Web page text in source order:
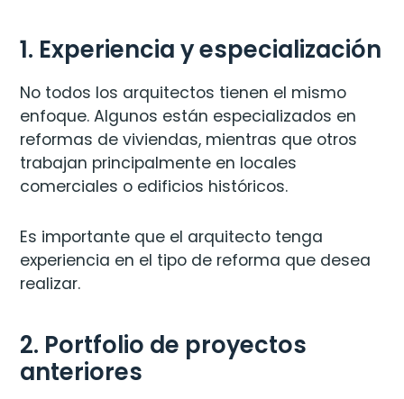
1. Experiencia y especialización
No todos los arquitectos tienen el mismo
enfoque. Algunos están especializados en
reformas de viviendas, mientras que otros
trabajan principalmente en locales
comerciales o edificios históricos.
Es importante que el arquitecto tenga
experiencia en el tipo de reforma que desea
realizar.
2. Portfolio de proyectos
anteriores